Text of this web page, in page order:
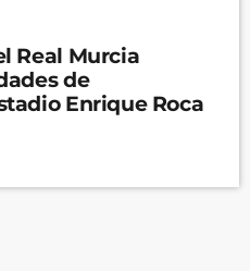
Real Murcia
de
Enrique Roca